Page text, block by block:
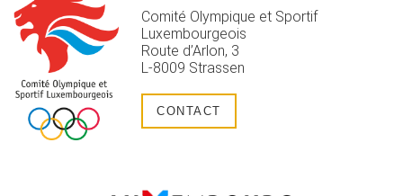
Comité Olympique et Sportif
Luxembourgeois
Route d’Arlon, 3
L-8009 Strassen
CONTACT